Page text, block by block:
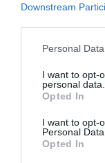
Downstream
Personal
I want to opt-
personal data.
Opted In
I want to opt-
Personal Data.
Opted In
4